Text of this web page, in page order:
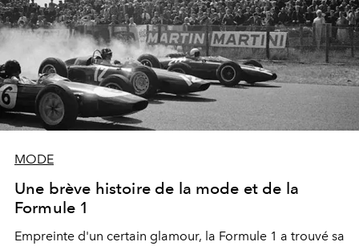
MODE
Une brève histoire de la mode et de la
Formule 1
Empreinte d'un certain glamour, la Formule 1 a trouvé sa